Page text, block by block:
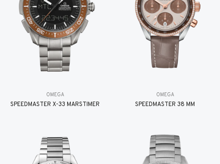
OMEGA
SPEEDMASTER X-33 MARSTIMER
OMEGA
SPEEDMASTER 38 MM